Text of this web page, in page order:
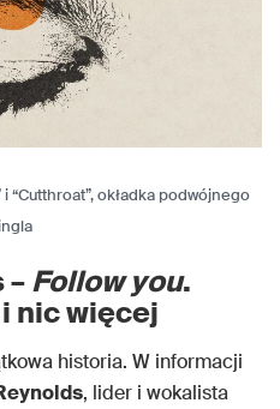
“Cutthroat”, okładka podwójnego
–Follow you.
nic więcej
historia. W informacji
, lider i wokalista